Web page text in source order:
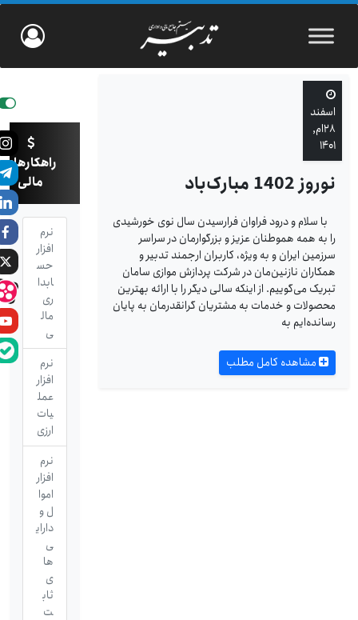
اسفند
۲۸ام,
۱۴۰۱
نوروز 1402 مبارک‌باد
با سلام و درود فراوان فرارسیدن سال نوی خورشیدی
را به همه هموطنان عزیز و بزرگوارمان در سراسر
سرزمین ایران و به ویژه، کاربران ارجمند تدبیر و
همکاران نازنین‌مان در شرکت پردازش موازی سامان
تبریک می‌گوییم. از اینکه سالی دیگر را با ارائه بهترین
محصولات و خدمات به مشتریان گرانقدرمان به پایان
رسانده‌ایم به
مشاهده کامل مطلب
راهکارهای
مالی
نرم
افزار
حس
ابدا
ری
مال
ی
نرم
افزار
عمل
یات
ارزی
نرم
افزار
اموا
ل و
دارای
ی
ها
ی
ثاب
ت